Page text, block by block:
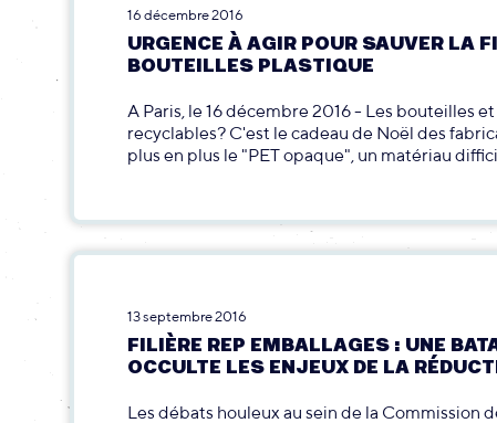
16 décembre 2016
URGENCE À AGIR POUR SAUVER LA
BOUTEILLES PLASTIQUE
A Paris, le 16 décembre 2016 - Les bouteilles
recyclables? C'est le cadeau de Noël des
plus en plus le "PET opaque", un matériau
13 septembre 2016
FILIÈRE REP EMBALLAGES : UNE
OCCULTE LES ENJEUX DE LA
Les débats houleux au sein de la Commission